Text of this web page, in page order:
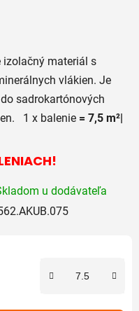
izolačný materiál s
vlákien. Je
sadrokartónových
1 x balenie = 7,5 m²|
u dodávateľa